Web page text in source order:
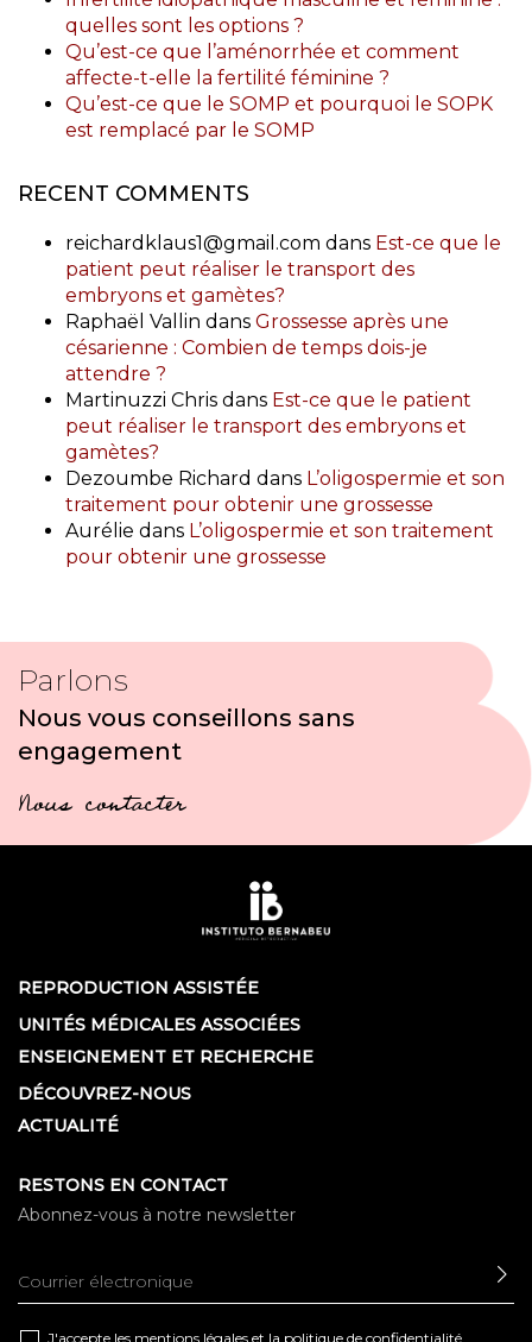
quelles sont les options ?
Qu’est-ce que l’aménorrhée et comment
affecte-t-elle la fertilité féminine ?
Qu’est-ce que le SOMP et pourquoi le SOPK
est remplacé par le SOMP
RECENT COMMENTS
reichardklaus1@gmail.com dans Est-ce que le
patient peut réaliser le transport des
embryons et gamètes?
Raphaël Vallin dans Grossesse après une
césarienne : Combien de temps dois-je
attendre ?
Martinuzzi Chris dans Est-ce que le patient
peut réaliser le transport des embryons et
gamètes?
Dezoumbe Richard dans L’oligospermie et son
traitement pour obtenir une grossesse
Aurélie dans L’oligospermie et son traitement
pour obtenir une grossesse
Parlons
Nous vous conseillons sans
engagement
Nous contacter
REPRODUCTION ASSISTÉE
UNITÉS MÉDICALES ASSOCIÉES
ENSEIGNEMENT ET RECHERCHE
DÉCOUVREZ-NOUS
ACTUALITÉ
RESTONS EN CONTACT
Abonnez-vous à notre newsletter
J'accepte les mentions légales et la politique de confidentialité